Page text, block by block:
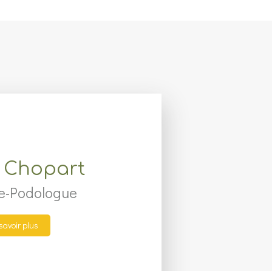
Podologue
plus